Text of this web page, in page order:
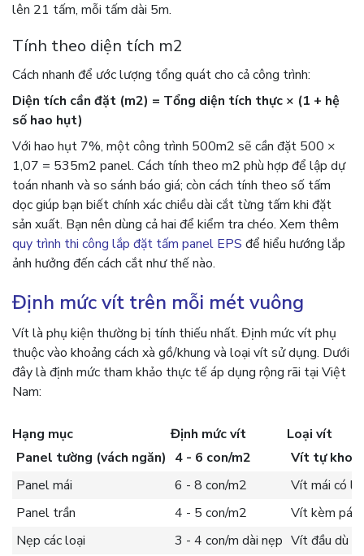
lên 21 tấm, mỗi tấm dài 5m.
Tính theo diện tích m2
Cách nhanh để ước lượng tổng quát cho cả công trình:
Diện tích cần đặt (m2) = Tổng diện tích thực × (1 + hệ
số hao hụt)
Với hao hụt 7%, một công trình 500m2 sẽ cần đặt 500 ×
1,07 = 535m2 panel. Cách tính theo m2 phù hợp để lập dự
toán nhanh và so sánh báo giá; còn cách tính theo số tấm
dọc giúp bạn biết chính xác chiều dài cắt từng tấm khi đặt
sản xuất. Bạn nên dùng cả hai để kiểm tra chéo. Xem thêm
quy trình thi công lắp đặt tấm panel EPS để hiểu hướng lắp
ảnh hưởng đến cách cắt như thế nào.
Định mức vít trên mỗi mét vuông
Vít là phụ kiện thường bị tính thiếu nhất. Định mức vít phụ
thuộc vào khoảng cách xà gồ/khung và loại vít sử dụng. Dưới
đây là định mức tham khảo thực tế áp dụng rộng rãi tại Việt
Nam:
Hạng mục Định mức vít
Loại vít
Panel tường (vách ngăn) 4 - 6 con/m2
Vít tự
Panel mái
6 - 8 con/m2
Vít mái có
Panel trần
4 - 5 con/m2
Vít kèm pát
Nẹp các loại
3 - 4 con/m dài nẹp Vít đầu dù